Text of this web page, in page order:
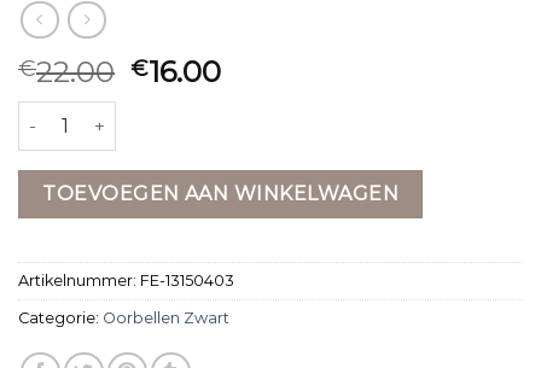
€22.00 €16.00
oorbellen zwart aantal
TOEVOEGEN AAN WINKELWAGEN
Artikelnummer: FE-13150403
Categorie: Oorbellen Zwart